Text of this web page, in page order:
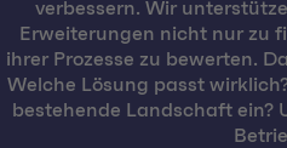
verbessern. Wir
Erweiterungen nicht nur zu
ihrer Prozesse zu bewerten.
Welche Lösung passt
bestehende Landschaft ein?